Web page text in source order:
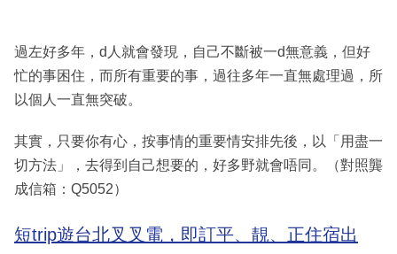
過左好多年，d人就會發現，自己不斷被一d無意義，但好
忙的事困住，而所有重要的事，過往多年一直無處理過，所
以個人一直無突破。
其實，只要你有心，按事情的重要情安排先後，以「用盡一
切方法」，去得到自己想要的，好多野就會唔同。（對照龔
成信箱：Q5052）
短trip遊台北叉叉電，即訂平、靚、正住宿出